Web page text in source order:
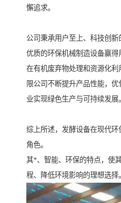
懈追求。
公司秉承用户至上、科技创
优质的环保机械制造设备赢得
在有机废弃物处理和资源化
限公司不断提升产品性能，
业实现绿色生产与可持续发展。
综上所述，发酵设备在现代
角色。
其*、智能、环保的特点，使
程、降低环境影响的理想选择。